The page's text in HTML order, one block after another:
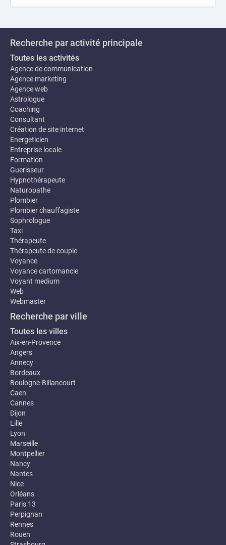
Recherche par activité principale
Toutes les activités
Agence de communication
Agence marketing
Agence web
Astrologue
Coaching
Consultant
Création de site internet
Energeticien
Entreprise locale
Formation
Guerisseur
Hypnothérapeute
Naturopathe
Plombier
Plombier chauffagiste
Sophrologue
Taxi
Thérapeute
Thérapeute de couple
Voyance
Voyance cartomancie
Voyant medium
Web
Webmaster
Recherche par ville
Toutes les villes
Aix-en-Provence
Angers
Annecy
Bordeaux
Boulogne-Billancourt
Caen
Cannes
Dijon
Lille
Lyon
Marseille
Montpellier
Nancy
Nantes
Nice
Orléans
Paris 13
Perpignan
Rennes
Rouen